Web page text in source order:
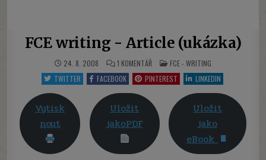
FCE writing - Article (ukázka)
24. 8. 2008 1 KOMENTÁŘU
TEXTU
S
NÁZVEM
-
ARTICLE
(UKÁZKA)
POSTED
IN
FCE - WRITING
TWITTER
FACEBOOK PINTEREST LINKEDIN
Vytisk
nout
Uložit
jakoPDF
Uložit
jako
eBook